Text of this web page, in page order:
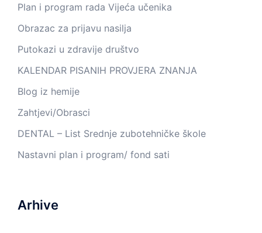
Plan i program rada Vijeća učenika
Obrazac za prijavu nasilja
Putokazi u zdravije društvo
KALENDAR PISANIH PROVJERA ZNANJA
Blog iz hemije
Zahtjevi/Obrasci
DENTAL – List Srednje zubotehničke škole
Nastavni plan i program/ fond sati
Arhive